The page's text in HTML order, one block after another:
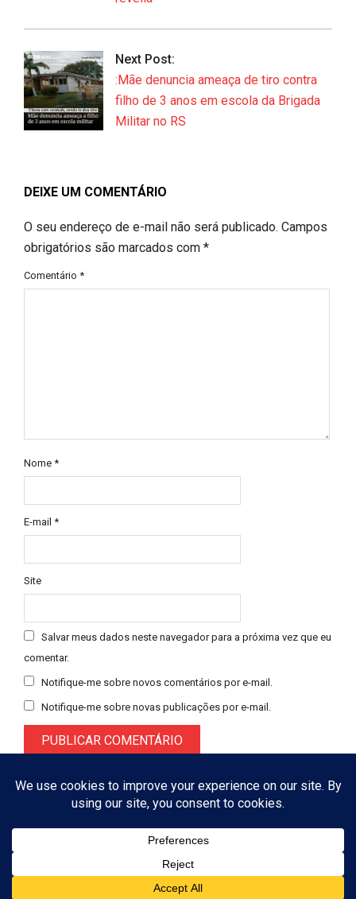
Next Post:
:Mãe denuncia ameaça de tiro contra
filho de 3 anos em escola da Brigada
Militar no RS
DEIXE UM COMENTÁRIO
O seu endereço de e-mail não será publicado. Campos
obrigatórios são marcados com *
Comentário *
Nome *
E-mail *
Site
Salvar meus dados neste navegador para a próxima vez que eu
comentar.
Notifique-me sobre novos comentários por e-mail.
Notifique-me sobre novas publicações por e-mail.
Magazine Booster. Powered by